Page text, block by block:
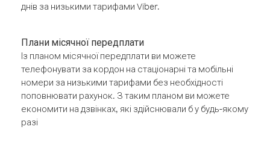
днів за низькими тарифами Viber.
Плани місячної передплати
Із планом місячної передплати ви можете
телефонувати за кордон на стаціонарні та мобільні
номери за низькими тарифами без необхідності
поповнювати рахунок. З таким планом ви можете
економити на дзвінках, які здійснювали б у будь-якому
разі